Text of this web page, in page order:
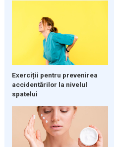
Exerciții pentru prevenirea
accidentărilor la nivelul
spatelui